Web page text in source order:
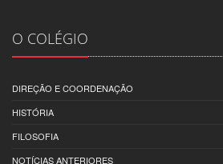
O COLÉGIO
DIREÇÃO E COORDENAÇÃO
HISTÓRIA
FILOSOFIA
NOTÍCIAS ANTERIORES